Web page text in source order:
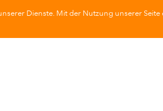
Dienste. Mit der Nutzung unserer Seite